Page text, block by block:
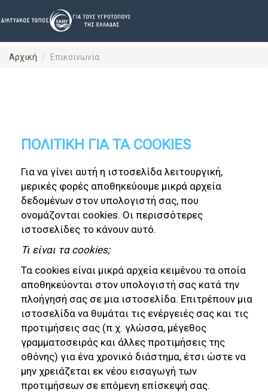
Αρχική Επικοινωνία
ΠΟΛΙΤΙΚΗ ΓΙΑ ΤΑ COOKIES
Για να γίνει αυτή η ιστοσελίδα λειτουργική,
μερικές φορές αποθηκεύουμε μικρά αρχεία
δεδομένων στον υπολογιστή σας, που
ονομάζονται cookies. Οι περισσότερες
ιστοσελίδες το κάνουν αυτό.
Τι είναι τα cookies;
Τα cookies είναι μικρά αρχεία κειμένου τα οποία
αποθηκεύονται στον υπολογιστή σας κατά την
πλοήγησή σας σε μια ιστοσελίδα. Επιτρέπουν μια
ιστοσελίδα να θυμάται τις ενέργειές σας και τις
προτιμήσεις σας (π.χ. γλώσσα, μέγεθος
γραμματοσειράς και άλλες προτιμήσεις της
οθόνης) για ένα χρονικό διάστημα, έτσι ώστε να
μην χρειάζεται εκ νέου εισαγωγή των
προτιμήσεων σε επόμενη επίσκεψή σας.